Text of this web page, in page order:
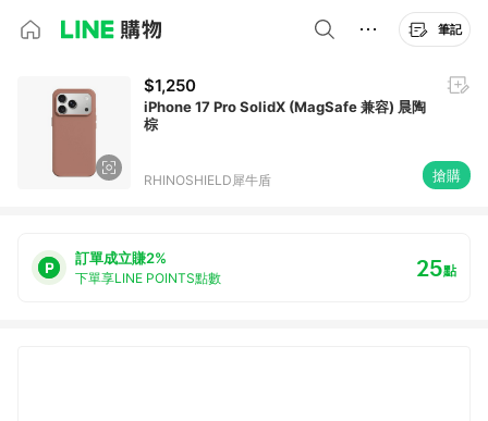
筆記
$1,250
iPhone 17 Pro SolidX (MagSafe 兼容) 晨陶
棕
RHINOSHIELD犀牛盾 搶購
訂單成立賺2%
下單享LINE POINTS點數 25點